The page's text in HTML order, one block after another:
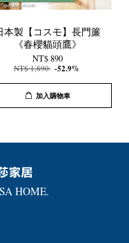
本製【コスモ】長門簾
《春櫻貓頭鷹》
NT$ 890
NT$ 1,890 -52.9%
加入購物車
HOME.